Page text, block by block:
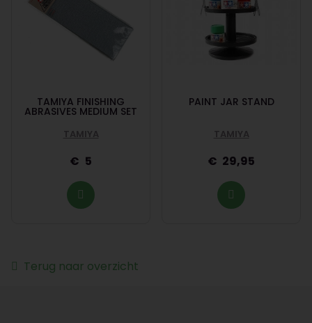
TAMIYA FINISHING
ABRASIVES MEDIUM SET
TAMIYA
5
PAINT JAR STAND
TAMIYA
29,95
Terug naar overzicht